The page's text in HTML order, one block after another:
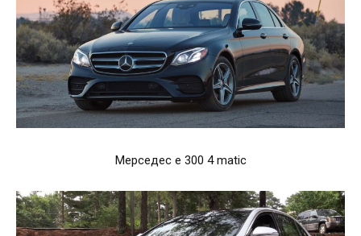
Мерседес е 300 4 matic